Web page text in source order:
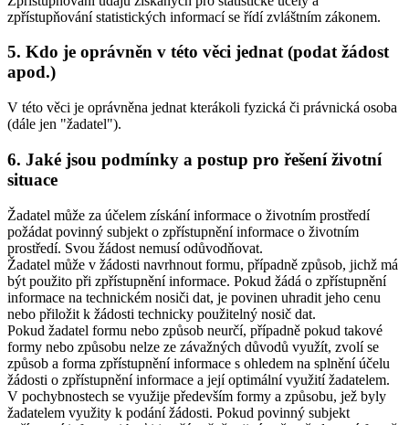
zpřístupňování statistických informací se řídí zvláštním zákonem.
5. Kdo je oprávněn v této věci jednat (podat žádost
apod.)
V této věci je oprávněna jednat kterákoli fyzická či právnická osoba
(dále jen "žadatel").
6. Jaké jsou podmínky a postup pro řešení životní
situace
Žadatel může za účelem získání informace o životním prostředí
požádat povinný subjekt o zpřístupnění informace o životním
prostředí. Svou žádost nemusí odůvodňovat.
Žadatel může v žádosti navrhnout formu, případně způsob, jichž má
být použito při zpřístupnění informace. Pokud žádá o zpřístupnění
informace na technickém nosiči dat, je povinen uhradit jeho cenu
nebo přiložit k žádosti technicky použitelný nosič dat.
Pokud žadatel formu nebo způsob neurčí, případně pokud takové
formy nebo způsobu nelze ze závažných důvodů využít, zvolí se
způsob a forma zpřístupnění informace s ohledem na splnění účelu
žádosti o zpřístupnění informace a její optimální využití žadatelem.
V pochybnostech se využije především formy a způsobu, jež byly
žadatelem využity k podání žádosti. Pokud povinný subjekt